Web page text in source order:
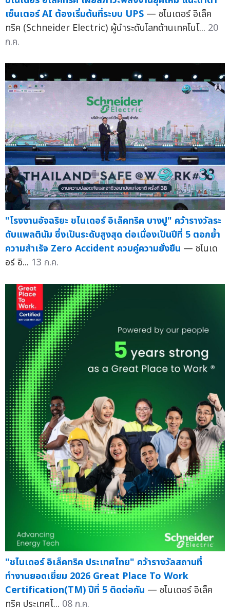
เซ็นเตอร์ AI ต้องเริ่มต้นที่ระบบ UPS — ชไนเดอร์ อิเล็ค
ทริค (Schneider Electric) ผู้นำระดับโลกด้านเทคโนโ... 20
ก.ค.
"โรงงานอัจฉริยะ ชไนเดอร์ อิเล็คทริค บางปู" คว้ารางวัลระ
ดับแพลตินัม ซึ่งเป็นระดับสูงสุด ต่อเนื่องเป็นปีที่ 5 ตอกย้ำ
ความสำเร็จ Zero Accident ควบคู่ความยั่งยืน — ชไนเด
อร์ อิ... 13 ก.ค.
"ชไนเดอร์ อิเล็คทริค ประเทศไทย" คว้ารางวัลสถานที่
ทำงานยอดเยี่ยม 2026 Great Place To Work
Certification(TM) ปีที่ 5 ติดต่อกัน — ชไนเดอร์ อิเล็ค
ทริค ประเทศไ... 08 ก.ค.